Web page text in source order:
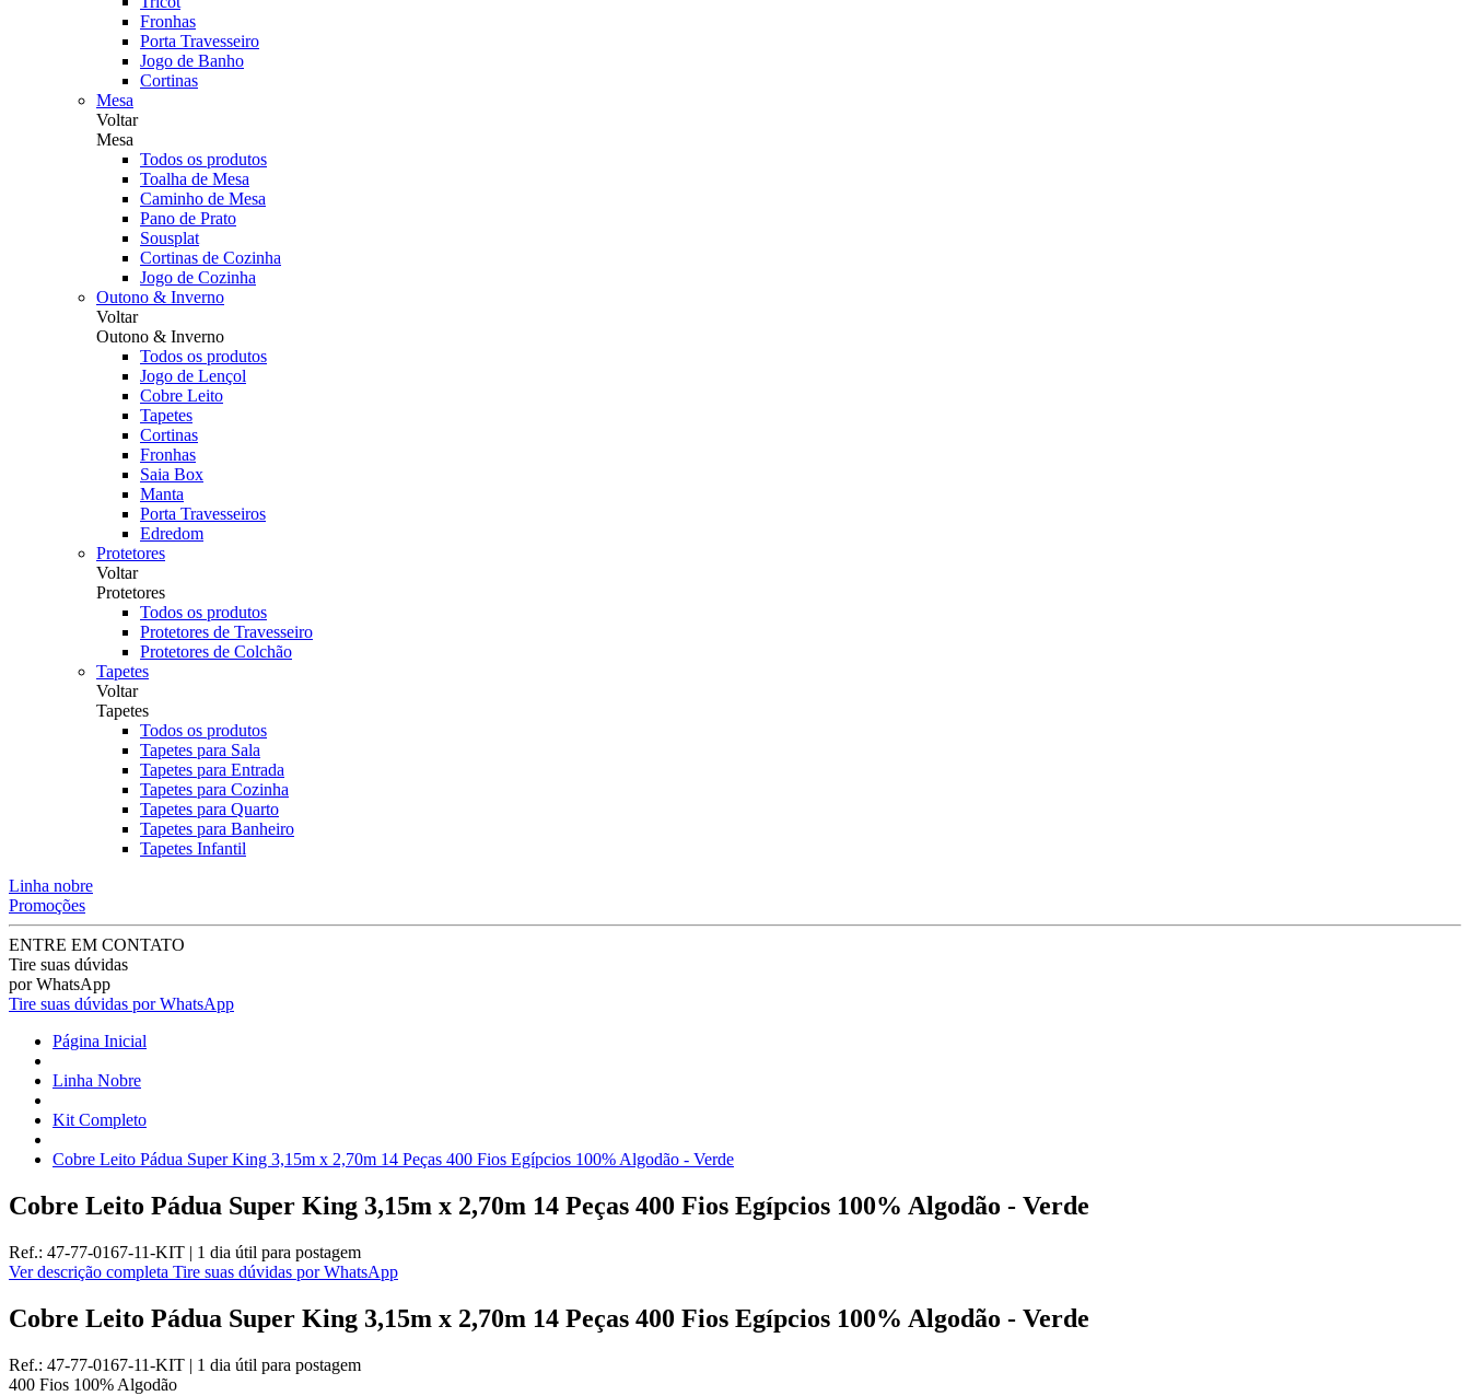
Fronhas
Porta Travesseiro
Jogo de Banho
Cortinas
Mesa
Voltar
Mesa
Todos os produtos
Toalha de Mesa
Caminho de Mesa
Pano de Prato
Sousplat
Cortinas de Cozinha
Jogo de Cozinha
Outono & Inverno
Voltar
Outono & Inverno
Todos os produtos
Jogo de Lençol
Cobre Leito
Tapetes
Cortinas
Fronhas
Saia Box
Manta
Porta Travesseiros
Edredom
Protetores
Voltar
Protetores
Todos os produtos
Protetores de Travesseiro
Protetores de Colchão
Tapetes
Voltar
Tapetes
Todos os produtos
Tapetes para Sala
Tapetes para Entrada
Tapetes para Cozinha
Tapetes para Quarto
Tapetes para Banheiro
Tapetes Infantil
Linha nobre
Promoções
ENTRE EM CONTATO
Tire suas dúvidas
por WhatsApp
Tire suas dúvidas por WhatsApp
Página Inicial
Linha Nobre
Kit Completo
Cobre Leito Pádua Super King 3,15m x 2,70m 14 Peças 400 Fios Egípcios 100% Algodão - Verde
Cobre Leito Pádua Super King 3,15m x 2,70m 14 Peças 400 Fios Egípcios 100% Algodão - Verde
Ref.: 47-77-0167-11-KIT | 1 dia útil para postagem
Ver descrição completa Tire suas dúvidas por WhatsApp
Cobre Leito Pádua Super King 3,15m x 2,70m 14 Peças 400 Fios Egípcios 100% Algodão - Verde
Ref.: 47-77-0167-11-KIT | 1 dia útil para postagem
400 Fios 100% Algodão